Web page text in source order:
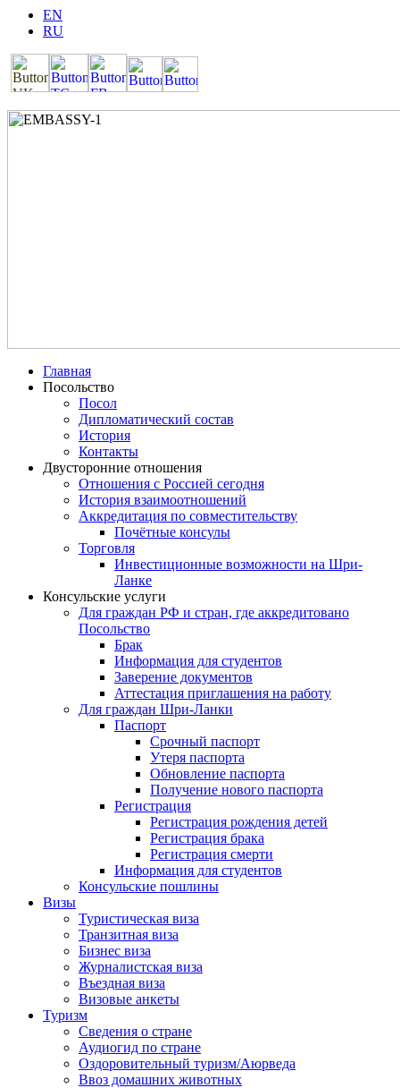
EN
RU
Главная
Посольство
Посол
Дипломатический состав
История
Контакты
Двусторонние отношения
Отношения с Россией сегодня
История взаимоотношений
Аккредитация по совместительству
Почётные консулы
Торговля
Инвестиционные возможности на Шри-
Ланке
Консульские услуги
Для граждан РФ и стран, где аккредитовано
Посольство
Брак
Информация для студентов
Заверение документов
Аттестация приглашения на работу
Для граждан Шри-Ланки
Паспорт
Срочный паспорт
Утеря паспорта
Обновление паспорта
Получение нового паспорта
Регистрация
Регистрация рождения детей
Регистрация брака
Регистрация смерти
Информация для студентов
Консульские пошлины
Визы
Туристическая виза
Транзитная виза
Бизнес виза
Журналистская виза
Въездная виза
Визовые анкеты
Туризм
Сведения о стране
Аудиогид по стране
Оздоровительный туризм/Аюрведа
Ввоз домашних животных